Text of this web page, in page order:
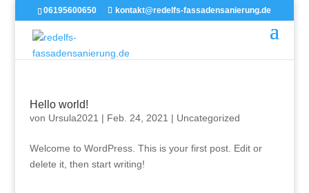
06195600650 kontakt@redelfs-fassadensanierung.de
Hello world!
von Ursula2021 | Feb. 24, 2021 | Uncategorized
Welcome to WordPress. This is your first post. Edit or
delete it, then start writing!